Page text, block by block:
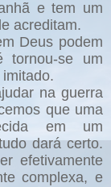
e tem um
acreditam.
Deus podem
tornou-se um
na guerra
que uma
em um
dará certo.
efetivamente
complexa, e